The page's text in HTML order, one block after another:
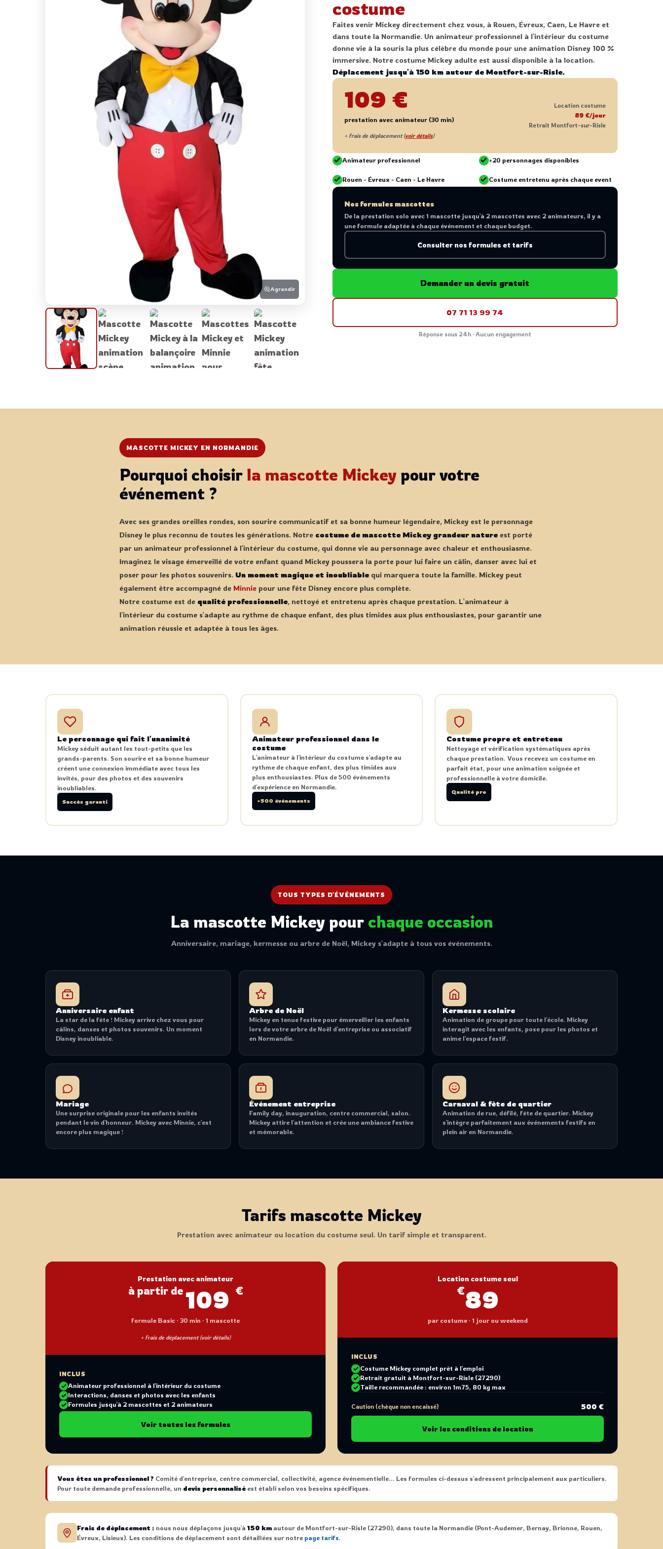
Agrandir
costume
Faites venir Mickey directement chez vous, à Rouen, Évreux, Caen, Le Havre et
dans toute la Normandie. Un animateur professionnel à l'intérieur du costume
donne vie à la souris la plus célèbre du monde pour une animation Disney 100 %
immersive. Notre costume Mickey adulte est aussi disponible à la location.
Déplacement jusqu'à 150 km autour de Montfort-sur-Risle.
109 €
prestation avec animateur (30 min)
+ frais de déplacement (voir détails)
Location costume
89 €/jour
Retrait Montfort-sur-Risle
Animateur professionnel +20 personnages disponibles
Rouen - Évreux - Caen - Le Havre Costume entretenu après chaque event
Nos formules mascottes
De la prestation solo avec 1 mascotte jusqu'à 2 mascottes avec 2 animateurs, il y a
une formule adaptée à chaque événement et chaque budget.
Consulter nos formules et tarifs
Demander un devis gratuit
07 71 13 99 74
Réponse sous 24h · Aucun engagement
MASCOTTE MICKEY EN NORMANDIE
Pourquoi choisir la mascotte Mickey pour votre
événement ?
Avec ses grandes oreilles rondes, son sourire communicatif et sa bonne humeur légendaire, Mickey est le personnage
Disney le plus reconnu de toutes les générations. Notre costume de mascotte Mickey grandeur nature est porté
par un animateur professionnel à l'intérieur du costume, qui donne vie au personnage avec chaleur et enthousiasme.
Imaginez le visage émerveillé de votre enfant quand Mickey poussera la porte pour lui faire un câlin, danser avec lui et
poser pour les photos souvenirs. Un moment magique et inoubliable qui marquera toute la famille. Mickey peut
également être accompagné de Minnie pour une fête Disney encore plus complète.
Notre costume est de qualité professionnelle, nettoyé et entretenu après chaque prestation. L'animateur à
l'intérieur du costume s'adapte au rythme de chaque enfant, des plus timides aux plus enthousiastes, pour garantir une
animation réussie et adaptée à tous les âges.
Le personnage qui fait l'unanimité
Mickey séduit autant les tout-petits que les
grands-parents. Son sourire et sa bonne humeur
créent une connexion immédiate avec tous les
invités, pour des photos et des souvenirs
inoubliables.
Succès garanti
Animateur professionnel dans le
costume
L'animateur à l'intérieur du costume s'adapte au
rythme de chaque enfant, des plus timides aux
plus enthousiastes. Plus de 500 événements
d'expérience en Normandie.
+500 événements
Costume propre et entretenu
Nettoyage et vérification systématiques après
chaque prestation. Vous recevez un costume en
parfait état, pour une animation soignée et
professionnelle à votre domicile.
Qualité pro
TOUS TYPES D'ÉVÉNEMENTS
La mascotte Mickey pour chaque occasion
Anniversaire, mariage, kermesse ou arbre de Noël, Mickey s'adapte à tous vos événements.
Anniversaire enfant
La star de la fête ! Mickey arrive chez vous pour
câlins, danses et photos souvenirs. Un moment
Disney inoubliable.
Arbre de Noël
Mickey en tenue festive pour émerveiller les enfants
lors de votre arbre de Noël d'entreprise ou associatif
en Normandie.
Kermesse scolaire
Animation de groupe pour toute l'école. Mickey
interagit avec les enfants, pose pour les photos et
anime l'espace festif.
Mariage
Une surprise originale pour les enfants invités
pendant le vin d'honneur. Mickey avec Minnie, c'est
encore plus magique !
Événement entreprise
Family day, inauguration, centre commercial, salon.
Mickey attire l'attention et crée une ambiance festive
et mémorable.
Carnaval & fête de quartier
Animation de rue, défilé, fête de quartier. Mickey
s'intègre parfaitement aux événements festifs en
plein air en Normandie.
Tarifs mascotte Mickey
Prestation avec animateur ou location du costume seul. Un tarif simple et transparent.
Prestation avec animateur
à partir de 109 €
formule Basic · 30 min · 1 mascotte
+ frais de déplacement (voir détails)
INCLUS
Animateur professionnel à l'intérieur du costume
Interactions, danses et photos avec les enfants
Formules jusqu'à 2 mascottes et 2 animateurs
Voir toutes les formules
Location costume seul
€89
par costume · 1 jour ou weekend
INCLUS
Costume Mickey complet prêt à l'emploi
Retrait gratuit à Montfort-sur-Risle (27290)
Taille recommandée : environ 1m75, 80 kg max
Caution (chèque non encaissé) 500 €
Voir les conditions de location
Vous êtes un professionnel ? Comité d'entreprise, centre commercial, collectivité, agence événementielle... Les formules ci-dessus s'adressent principalement aux particuliers.
Pour toute demande professionnelle, un devis personnalisé est établi selon vos besoins spécifiques.
Frais de déplacement : nous nous déplaçons jusqu'à 150 km autour de Montfort-sur-Risle (27290), dans toute la Normandie (Pont-Audemer, Bernay, Brionne, Rouen,
Évreux, Lisieux). Les conditions de déplacement sont détaillées sur notrepage tarifs.